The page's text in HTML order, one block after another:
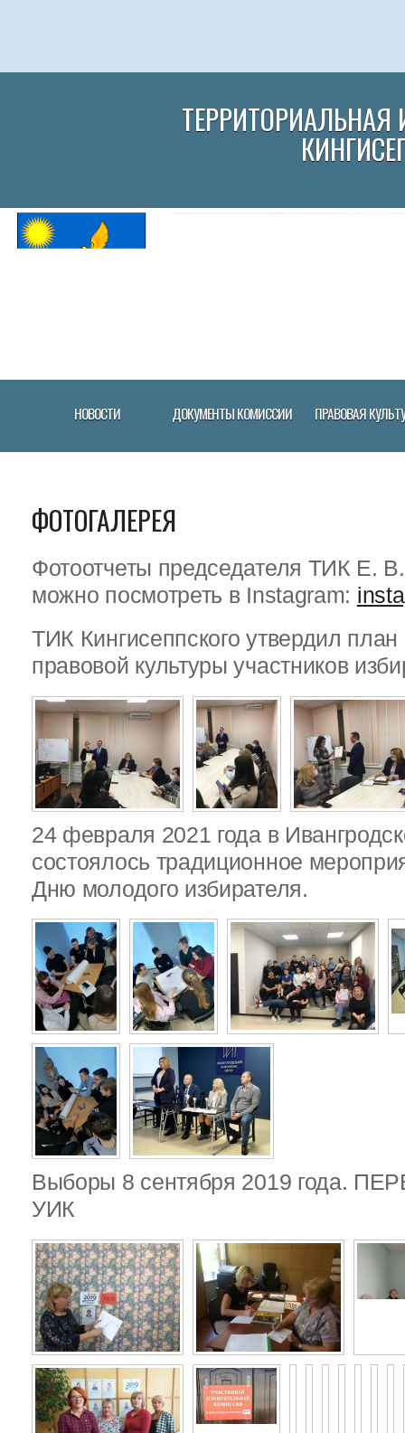
НОВОСТИ ДОКУМЕНТЫ КОМИССИИ ПРАВОВАЯ
ФОТОГАЛЕРЕЯ
Фотоотчеты председателя ТИК Е.
можно посмотреть в Instagram:
ТИК Кингисеппского утвердил
правовой культуры участников
24 февраля 2021 года в
состоялось традиционное
Дню молодого избирателя.
Выборы 8 сентября 2019 года.
УИК